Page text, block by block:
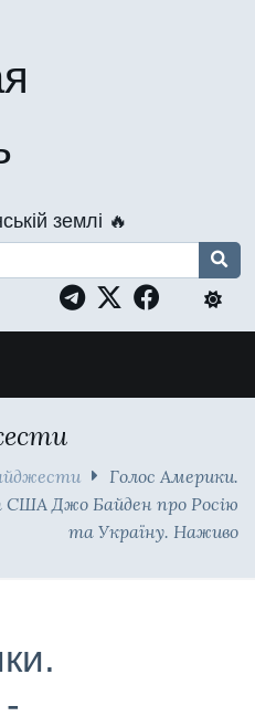
землі 🔥
Голос Америки.
США Джо Байден про Росію
та Україну. Наживо